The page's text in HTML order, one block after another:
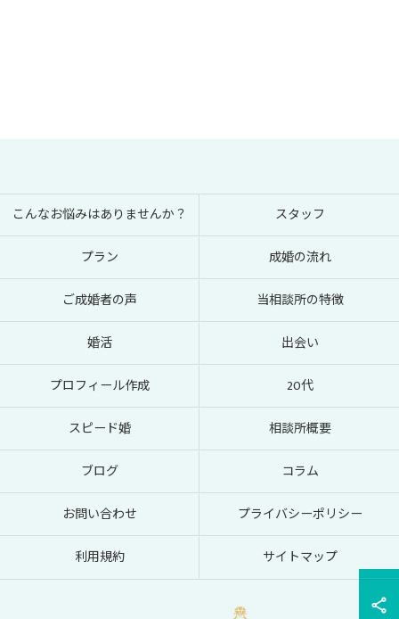
こんなお悩みはありませんか？ スタッフ
プラン 成婚の流れ
ご成婚者の声 当相談所の特徴
婚活 出会い
プロフィール作成 20代
スピード婚 相談所概要
ブログ コラム
お問い合わせ プライバシーポリシー
利用規約 サイトマップ